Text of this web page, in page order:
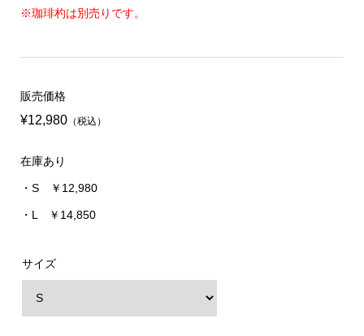
※珈琲杓は別売りです。
販売価格
¥12,980（税込）
在庫あり
・S ￥12,980
・L ￥14,850
サイズ